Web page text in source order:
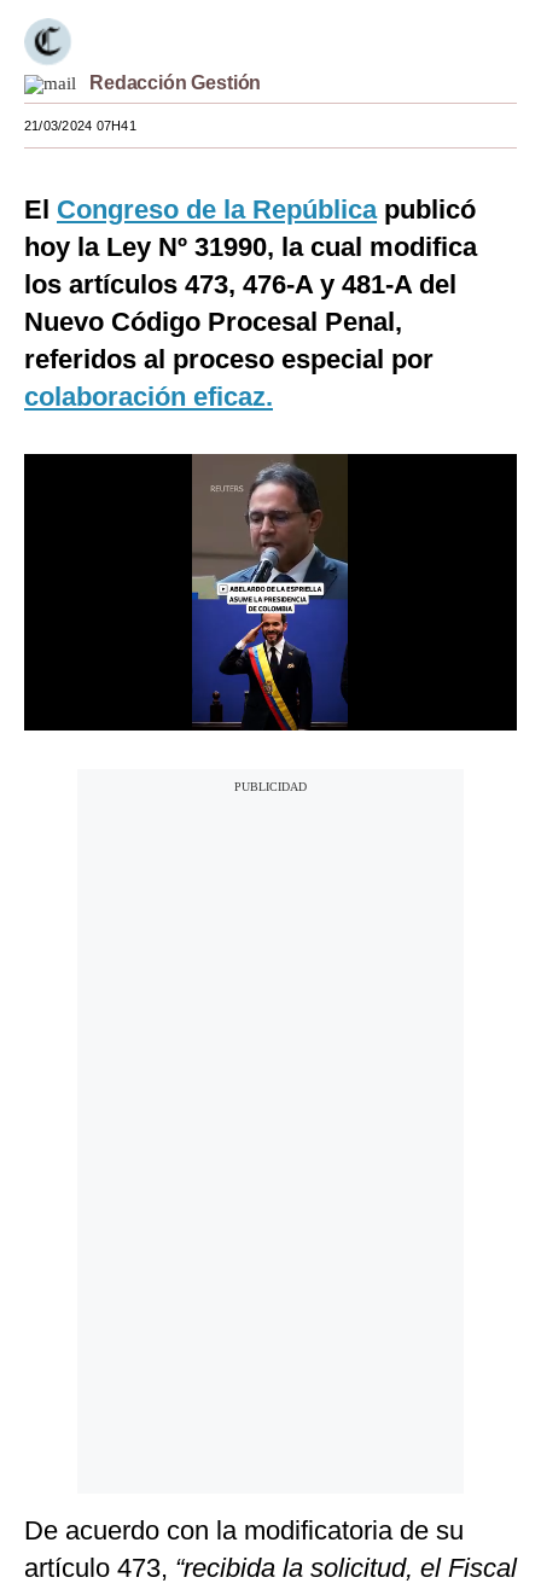
Lujo
Viajes
Mundo
EEUU
España
Internacional
Tecnología
Redacción Gestión
21/03/2024 07H41
El Congreso de la Repúblicapublicó
hoy la Ley Nº 31990, la cual modifica
los artículos 473, 476-A y 481-A del
Nuevo Código Procesal Penal,
referidos al proceso especial por
colaboración eficaz.
De acuerdo con la modificatoria de su
artículo 473, “recibida la solicitud, el Fiscal